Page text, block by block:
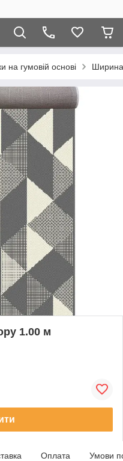
на гумовій основі
1.00 м
Оплата Умови